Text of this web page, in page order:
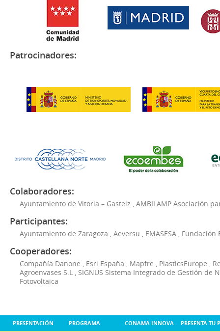
Patrocinadores:
Colaboradores:
Ayuntamiento de Vitoria – Gasteiz , AMBILAMP Asociación
Participantes:
Ayuntamiento de Zaragoza , Aeversu , EMASESA , Fundación
Cooperadores:
Compañía Danone , Esri España , Mapfre , PlasticsEurope ,
Agroenvases S.L , SIGNUS Sistema Integrado de Gestión de
Fotovoltaica
PRESENTACIÓN PROGRAMA CONAMA INNOVA PRESENTA TU